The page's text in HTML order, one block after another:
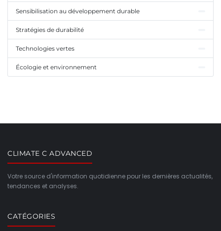
Sensibilisation au développement durable
Stratégies de durabilité
Technologies vertes
Écologie et environnement
CLIMATE C ADVANCED
Votre source d'information quotidienne pour les dernières actualités,
tendances et analyses.
CATÉGORIES